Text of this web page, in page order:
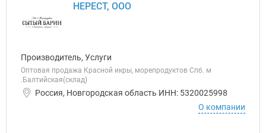
НЕРЕСТ, ООО
Производитель, Услуги
Оптовая продажа Красной икры, морепродуктов Спб. м
.Балтийская(склад)
Россия, Новгородская область ИНН: 5320025998
О компании